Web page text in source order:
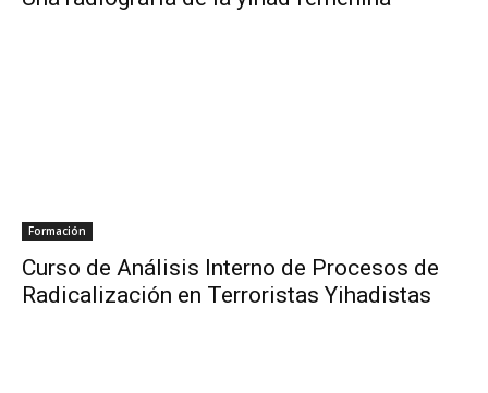
Formación
Curso de Análisis Interno de Procesos de
Radicalización en Terroristas Yihadistas